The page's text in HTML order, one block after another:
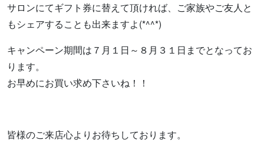
サロンにてギフト券に替えて頂ければ、ご家族やご友人と
もシェアすることも出来ますよ(*^^*)
キャンペーン期間は７月１日～８月３１日までとなってお
ります。
お早めにお買い求め下さいね！！
皆様のご来店心よりお待ちしております。